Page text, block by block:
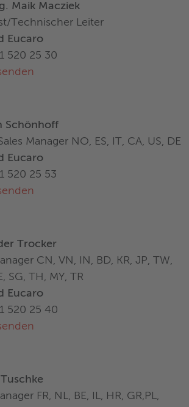
Maik Macziek
Technischer Leiter
Eucaro
520 25 30
Schönhoff
Manager NO, ES, IT, CA, US, DE
Eucaro
520 25 53
Trocker
CN, VN, IN, BD, KR, JP, TW,
SG, TH, MY, TR
Eucaro
520 25 40
FR, NL, BE, IL, HR, GR,PL,